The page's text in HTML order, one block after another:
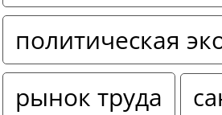
политическая
рынок труда